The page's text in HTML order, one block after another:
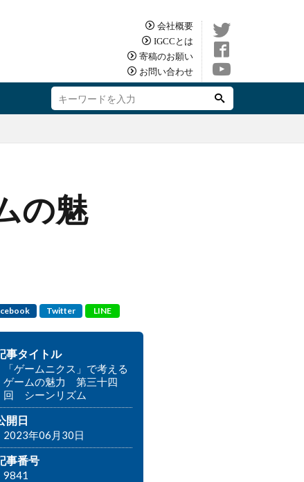
会社概要
IGCCとは
寄稿のお願い
お問い合わせ
の魅
Twitter LINE
事タイトル
「ゲームニクス」で考える
ゲームの魅力 第三十四
回 シーンリズム
開日
2023年06月30日
事番号
9841